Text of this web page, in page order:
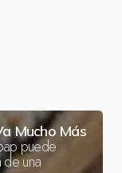
Mucho Más
puede
de una